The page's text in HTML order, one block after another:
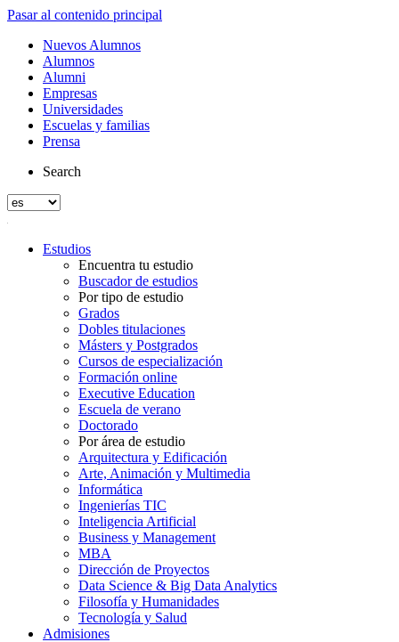
Pasar al contenido principal
Nuevos Alumnos
Alumnos
Alumni
Empresas
Universidades
Escuelas y familias
Prensa
Search
Estudios
Encuentra tu estudio
Buscador de estudios
Por tipo de estudio
Grados
Dobles titulaciones
Másters y Postgrados
Cursos de especialización
Formación online
Executive Education
Escuela de verano
Doctorado
Por área de estudio
Arquitectura y Edificación
Arte, Animación y Multimedia
Informática
Ingenierías TIC
Inteligencia Artificial
Business y Management
MBA
Dirección de Proyectos
Data Science & Big Data Analytics
Filosofía y Humanidades
Tecnología y Salud
Admisiones